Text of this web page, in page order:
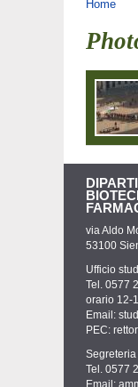
Tu sei
Home
via Aldo
53100
Ufficio
Tel. 0577
orario 12-
Email:
PEC:
Tel. 0577
Email: